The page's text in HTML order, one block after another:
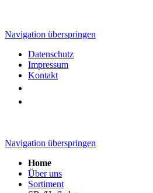
Navigation überspringen
Datenschutz
Impressum
Kontakt
Navigation überspringen
Home
Über uns
Sortiment